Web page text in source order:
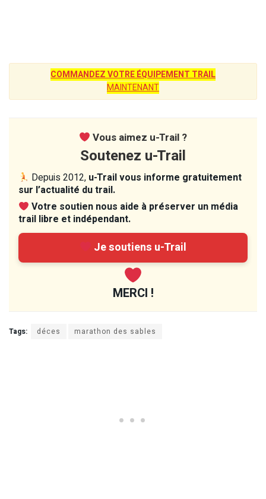
COMMANDEZ VOTRE ÉQUIPEMENT TRAIL
MAINTENANT
Vous aimez u-Trail ?
Soutenez u-Trail
Depuis 2012, u-Trail vous informe gratuitement
sur l’actualité du trail.
Votre soutien nous aide à préserver un média
trail libre et indépendant.
Je soutiens u-Trail
MERCI !
Tags: déces marathon des sables